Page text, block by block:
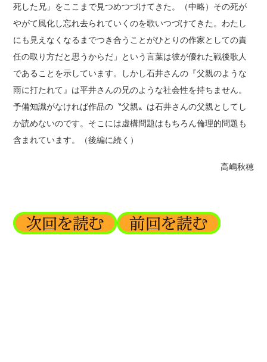
死した兄」をここまで見つめつづけてきた。（中略）その死が
やがて風化し忘れ去られていくのを歌いつづけてきた。わたし
にも見えなくなるまでつき合うことがひとりの作家としての責
任の取り方だと思うからだ」という言葉は彼が優れた戦後歌人
であることを示しています。しかし石井さんの『父親のような
雨に打たれて』は平井さんの兄のような社会性を持ちません。
予備知識がなければ作品の〝父親〟は石井さんの父親としてし
か読めないのです。そこには虚構問題はもちろん倫理的問題も
含まれています。（後編に続く）
高嶋秋穂